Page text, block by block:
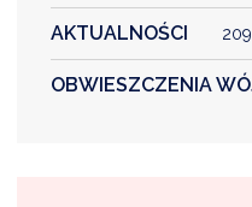
AKTUALNOŚCI
OBWIESZCZENIA